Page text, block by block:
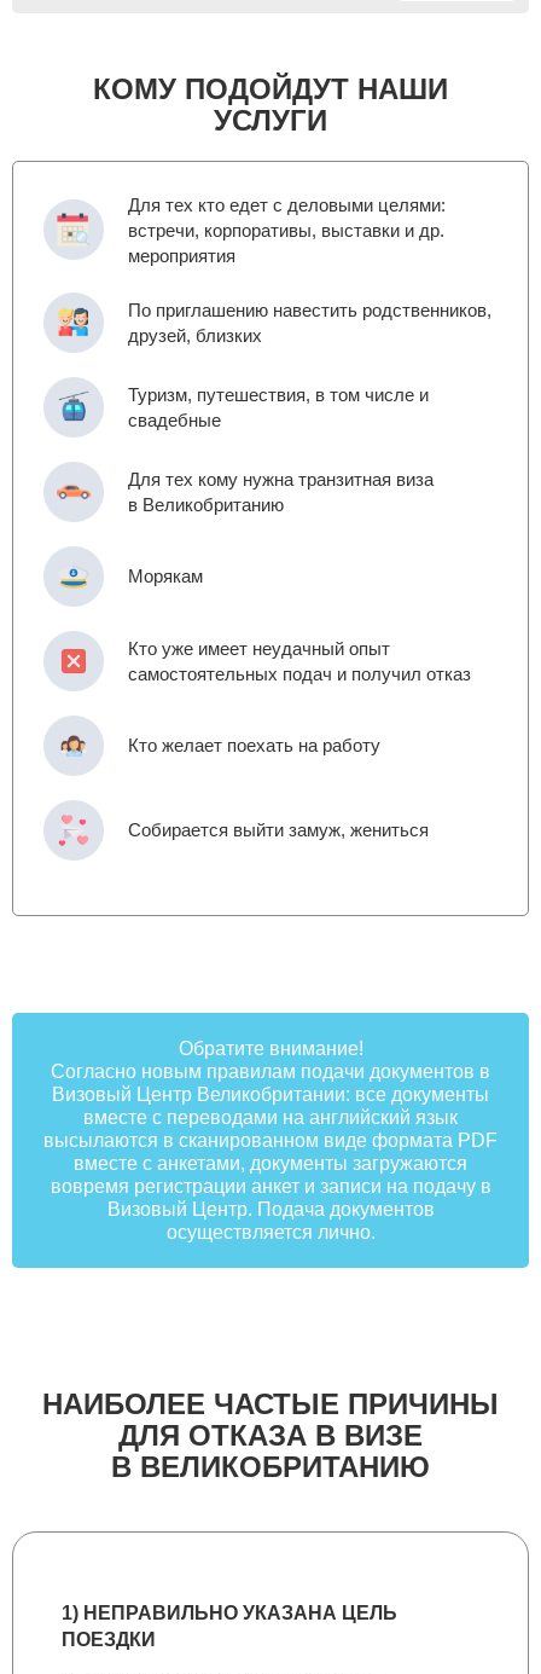
КОМУ ПОДОЙДУТ НАШИ
УСЛУГИ
Для тех кто едет с деловыми целями:
встречи, корпоративы, выставки и др.
мероприятия
По приглашению навестить родственников,
друзей, близких
Туризм, путешествия, в том числе и
свадебные
Для тех кому нужна транзитная виза
в Великобританию
Морякам
Кто уже имеет неудачный опыт
самостоятельных подач и получил отказ
Кто желает поехать на работу
Собирается выйти замуж, жениться
Обратите внимание!
Согласно новым правилам подачи документов в
Визовый Центр Великобритании: все документы
вместе с переводами на английский язык
высылаются в сканированном виде формата PDF
вместе с анкетами, документы загружаются
вовремя регистрации анкет и записи на подачу в
Визовый Центр. Подача документов
осуществляется лично.
НАИБОЛЕЕ ЧАСТЫЕ ПРИЧИНЫ
ДЛЯ ОТКАЗА В ВИЗЕ
В ВЕЛИКОБРИТАНИЮ
1) НЕПРАВИЛЬНО УКАЗАНА ЦЕЛЬ
ПОЕЗДКИ